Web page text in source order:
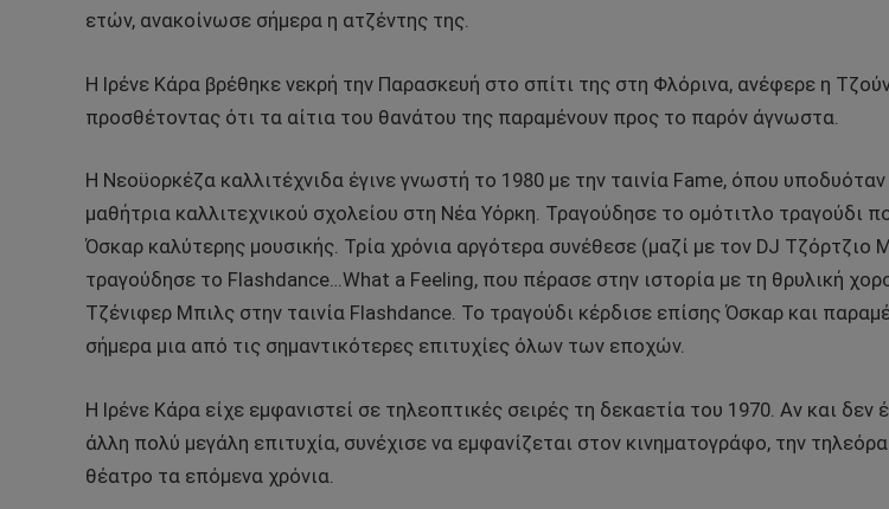
ετών, ανακοίνωσε σήμερα η ατζέντης της.
Η Ιρένε Κάρα βρέθηκε νεκρή την Παρασκευή στο σπίτι της στη Φλόρινα, ανέφερε η
προσθέτοντας ότι τα αίτια του θανάτου της παραμένουν προς το παρόν άγνωστα.
Η Νεοϋορκέζα καλλιτέχνιδα έγινε γνωστή το 1980 με την ταινία Fame, όπου υποδυόταν
μαθήτρια καλλιτεχνικού σχολείου στη Νέα Υόρκη. Τραγούδησε το ομότιτλο τραγούδι
Όσκαρ καλύτερης μουσικής. Τρία χρόνια αργότερα συνέθεσε (μαζί με τον DJ Τζόρτζιο
τραγούδησε το Flashdance…What a Feeling, που πέρασε στην ιστορία με τη θρυλική
Τζένιφερ Μπιλς στην ταινία Flashdance. Το τραγούδι κέρδισε επίσης Όσκαρ και
σήμερα μια από τις σημαντικότερες επιτυχίες όλων των εποχών.
Η Ιρένε Κάρα είχε εμφανιστεί σε τηλεοπτικές σειρές τη δεκαετία του 1970. Αν και δεν
άλλη πολύ μεγάλη επιτυχία, συνέχισε να εμφανίζεται στον κινηματογράφο, την
θέατρο τα επόμενα χρόνια.